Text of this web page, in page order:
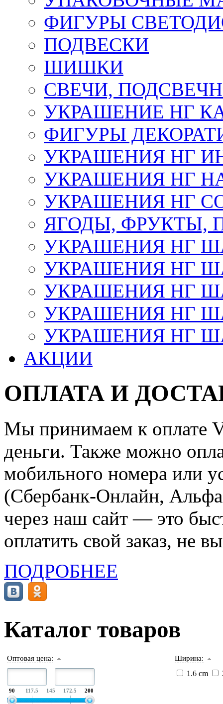
ФИГУРЫ
ПОДВЕСКИ
ШИШКИ
СВЕЧИ,
УКРАШЕНИЕ НГ
ФИГУРЫ
УКРАШЕНИЯ НГ
УКРАШЕНИЯ НГ
УКРАШЕНИЯ НГ
ЯГОДЫ, ФРУКТЫ,
УКРАШЕНИЯ НГ
УКРАШЕНИЯ НГ
УКРАШЕНИЯ НГ
УКРАШЕНИЯ НГ
УКРАШЕНИЯ НГ
АКЦИИ
ОПЛАТА И
Мы принимаем к оплате
деньги. Также можно
мобильного номера или
(Сбербанк-Онлайн,
через наш сайт — это
оплатить свой заказ, не
ПОДРОБНЕЕ
Каталог товаров
Оптовая цена:
90 117.5 145 172.5 200
Ширина:
1.6 cm